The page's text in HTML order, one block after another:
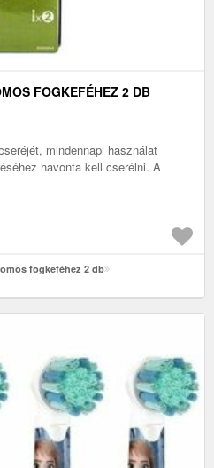
FOGKEFÉHEZ 2 DB
mindennapi használat
havonta kell cserélni. A
fogkeféhez 2 db